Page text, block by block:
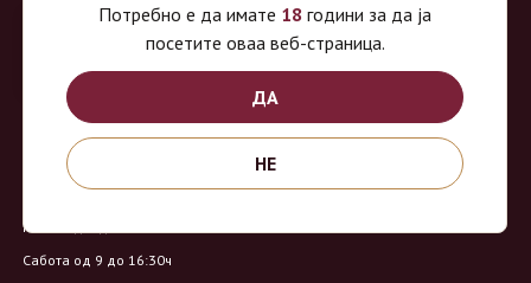
Продавница на Вино Маркет:
Работно време:
Понеделник - Четврток од 9 до 18ч
Петок од 9 до 20ч
Сабота од 9 до 16:30ч
Потребно е да имате 18 години за да ја
посетите оваа веб-страница.
ДА
НЕ